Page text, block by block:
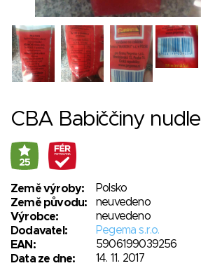
CBA Babiččiny nudle
25
Země výroby:
Polsko
Země původu:
neuvedeno
Výrobce:
neuvedeno
Dodavatel:
Pegema s.r.o.
EAN:
5906199039256
Data ze dne:
14. 11. 2017